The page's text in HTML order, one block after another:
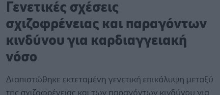
Γενετικές σχέσεις
σχιζοφρένειας και παραγόντων
κινδύνου για καρδιαγγειακή
νόσο
Διαπιστώθηκε εκτεταμένη γενετική επικάλυψη μεταξύ
της σχιζοφρένειας και των παραγόντων κινδύνου για